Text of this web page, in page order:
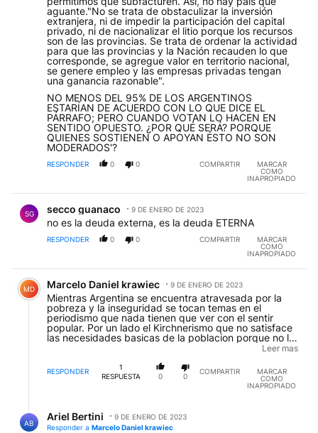
aguante."No se trata de obstaculizar la inversión
extranjera, ni de impedir la participación del capital
privado, ni de nacionalizar el litio porque los recursos
son de las provincias. Se trata de ordenar la actividad
para que las provincias y la Nación recauden lo que
corresponde, se agregue valor en territorio nacional,
se genere empleo y las empresas privadas tengan
una ganancia razonable".
NO MENOS DEL 95% DE LOS ARGENTINOS
ESTARÍAN DE ACUERDO CON LO QUE DICE EL
PÁRRAFO; PERO CUANDO VOTAN LO HACEN EN
SENTIDO OPUESTO. ¿POR QUÉ SERÁ? PORQUE
QUIENES SOSTIENEN O APOYAN ÉSTO NO SON
MODERADOS'?
RESPONDER 0 0 COMPARTIR
MARCAR
COMO
INAPROPIADO
SG secco guanaco 9 DE ENERO DE 2023
no es la deuda externa, es la deuda ETERNA
RESPONDER 0 0 COMPARTIR
MARCAR
COMO
INAPROPIADO
MD Marcelo Daniel krawiec 9 DE ENERO DE 2023
Mientras Argentina se encuentra atravesada por la
pobreza y la inseguridad se tocan temas en el
periodismo que nada tienen que ver con el sentir
popular. Por un lado el Kirchnerismo que no satisface
las necesidades basicas de la poblacion porque no le
interesa y se enfoca en que la gente cada vez mas
amen de un pueblo pauperrimo y resignado. Y Juntos
por el Cambio que aspira a asumir sin siquiera haber
explicado a la poblacion que es lo que va a hacer. ASI
Leer mas
RESPONDER
1
RESPUESTA
0 0
COMPARTIR
MARCAR
COMO
INAPROPIADO
AB
Ariel Bertini
9 DE ENERO DE 2023
Responder a Marcelo Daniel krawiec